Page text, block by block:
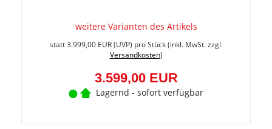
weitere Varianten des Artikels
statt3.999,00 EUR(UVP) pro Stück (inkl. MwSt. zzgl.
Versandkosten)
3.599,00 EUR
Lagernd - sofort verfügbar